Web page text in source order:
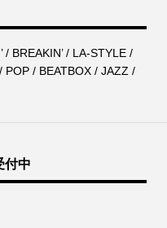
BREAKIN’ / LA-STYLE /
/ BEATBOX / JAZZ /
付中